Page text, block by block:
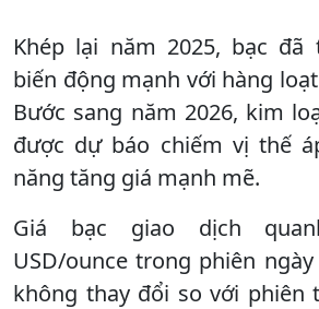
Khép lại năm 2025, bạc đã
biến động mạnh với hàng
Bước sang năm 2026, kim
được dự báo chiếm vị thế
năng tăng giá mạnh mẽ.
Giá bạc giao dịch
USD/ounce trong phiên
không thay đổi so với phiên